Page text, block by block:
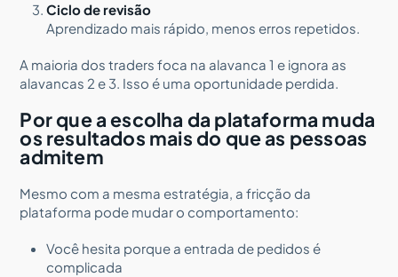
Ciclo de revisão
Aprendizado mais rápido, menos erros repetidos.
A maioria dos traders foca na alavanca 1 e ignora as
alavancas 2 e 3. Isso é uma oportunidade perdida.
Por que a escolha da plataforma muda
os resultados mais do que as pessoas
admitem
Mesmo com a mesma estratégia, a fricção da
plataforma pode mudar o comportamento:
Você hesita porque a entrada de pedidos é
complicada